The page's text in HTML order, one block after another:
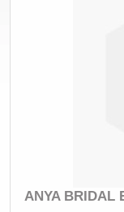
ANYA BRIDAL